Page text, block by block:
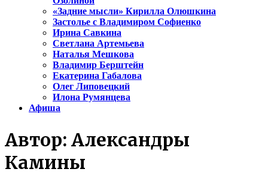
«Задние мысли» Кирилла Олюшкина
Застолье с Владимиром Софиенко
Ирина Савкина
Светлана Артемьева
Наталья Мешкова
Владимир Берштейн
Екатерина Габалова
Олег Липовецкий
Илона Румянцева
Афиша
Автор: Александры
Камины